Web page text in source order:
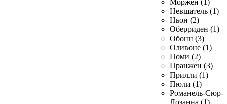
Моржен (1)
Невшатель (1)
Ньон (2)
Оберриден (1)
Обонн (3)
Оливоне (1)
Поми (2)
Пранжен (3)
Прилли (1)
Пюли (1)
Романель-Сюр-
Лозанна (1)